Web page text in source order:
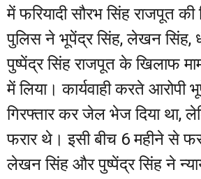
में फरियादी सौरभ सिंह राजपूत
पुलिस ने भूपेंद्र सिंह, लेखन सिंह,
पुष्पेंद्र सिंह राजपूत के खिलाफ
में लिया। कार्यवाही करते आरोपी
गिरफ्तार कर जेल भेज दिया था,
फरार थे। इसी बीच 6 महीने से
लेखन सिंह और पुष्पेंद्र सिंह ने